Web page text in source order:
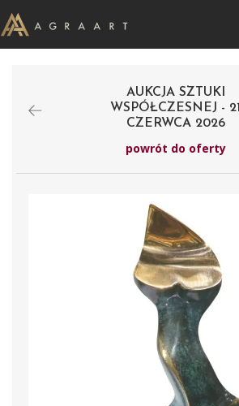
AUKCJA SZTUKI
WSPÓŁCZESNEJ - 21
CZERWCA 2026
powrót do oferty